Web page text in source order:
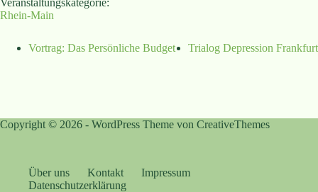
Veranstaltungskategorie:
Rhein-Main
Vortrag: Das Persönliche Budget Trialog Depression Frankfurt
Copyright © 2026 - WordPress Theme von CreativeThemes
Über uns Kontakt
Impressum
Datenschutzerklärung